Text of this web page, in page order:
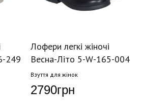
249
Лофери легкі жіночі
Весна-Літо 5-W-165-004
Взуття для жінок
2790грн